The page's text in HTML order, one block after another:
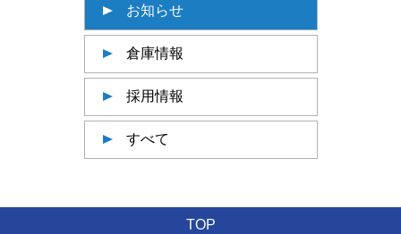
お知らせ
倉庫情報
採用情報
すべて
TOP